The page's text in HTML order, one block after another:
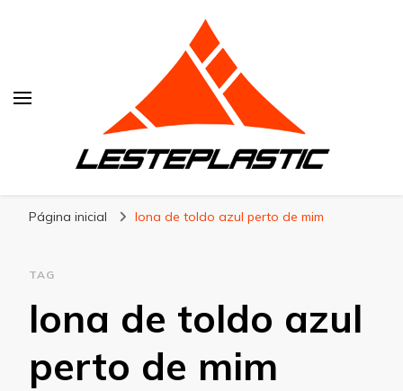
Página inicial lona de toldo azul perto de mim
TAG
lona de toldo azul
perto de mim